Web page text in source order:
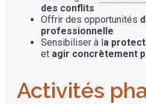
des conflits
Offrir des opportunités
professionnelle
Sensibiliser à l a
et agir concrètement
Activités